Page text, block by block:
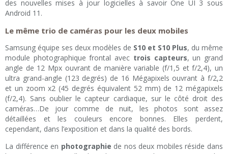
des nouvelles mises à jour logicielles à savoir One UI 3 sous
Android 11.
Le même trio de caméras pour les deux mobiles
Samsung équipe ses deux modèles de S10 et S10 Plus, du même
module photographique frontal avec trois capteurs, un grand
angle de 12 Mpx ouvrant de manière variable (f/1,5 et f/2,4), un
ultra grand-angle (123 degrés) de 16 Mégapixels ouvrant à f/2,2
et un zoom x2 (45 degrés équivalent 52 mm) de 12 mégapixels
(f/2,4). Sans oublier le capteur cardiaque, sur le côté droit des
caméras…De jour comme de nuit, les photos sont assez
détaillées et les couleurs encore bonnes. Elles perdent,
cependant, dans l’exposition et dans la qualité des bords.
La différence en photographie de nos deux mobiles réside dans